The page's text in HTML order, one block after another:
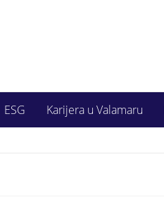
ESG Karijera u Valamaru